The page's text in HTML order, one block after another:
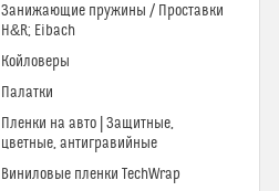
Занижающие пружины / Проставки
H&R; Eibach
Койловеры
Палатки
Пленки на авто | Защитные,
цветные, антигравийные
Виниловые пленки TechWrap